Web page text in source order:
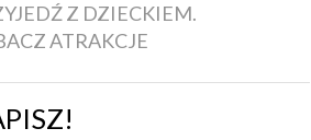
Z DZIECKIEM.
ATRAKCJE